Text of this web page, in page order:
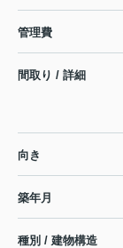
管理費
間取り / 詳細
向き
築年月
種別 / 建物構造